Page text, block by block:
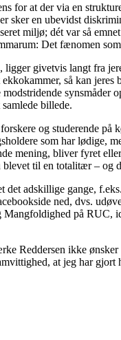
for at der via en
en ubevidst
miljø; dét var så
Det fænomen
givetvis langt fra
så kan
billede.
og studerende på
som har lødige,
mening, bliver fyret
til en totalitær – og
adskillige gange,
ned, dvs.
på
Reddersen ikke
at jeg har gjort